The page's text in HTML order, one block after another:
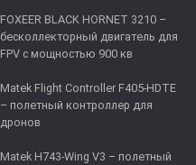
FOXEER BLACK HORNET 3210 –
бесколлекторный двигатель для
FPV с мощностью 900 кв
Matek Flight Controller F405-HDTE
– полетный контроллер для
дронов
Matek H743-Wing V3 – полетный